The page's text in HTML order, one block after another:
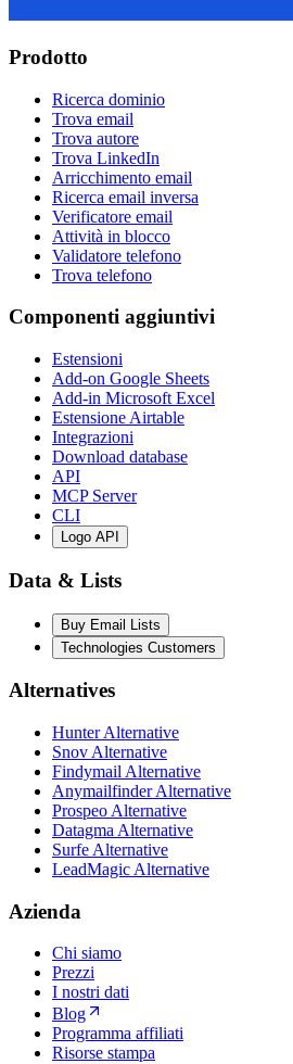
Prodotto
Ricerca dominio
Trova email
Trova autore
Trova LinkedIn
Arricchimento email
Ricerca email inversa
Verificatore email
Attività in blocco
Validatore telefono
Trova telefono
Componenti aggiuntivi
Estensioni
Add-on Google Sheets
Add-in Microsoft Excel
Estensione Airtable
Integrazioni
Download database
API
MCP Server
CLI
Logo API
Data & Lists
Buy Email Lists
Technologies Customers
Alternatives
Hunter Alternative
Snov Alternative
Findymail Alternative
Anymailfinder Alternative
Prospeo Alternative
Datagma Alternative
Surfe Alternative
LeadMagic Alternative
Azienda
Chi siamo
Prezzi
I nostri dati
Blog
Programma affiliati
Risorse stampa